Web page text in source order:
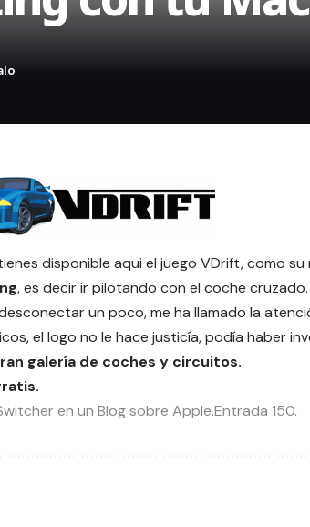
disponible aqui el juego VDrift, como su
, es decir ir pilotando con el coche cruzado.
un poco, me ha llamado la
el logo no le hace justicía, podía haber
galería de coches y circuitos.
en un Blog sobre Apple.Entrada 150.